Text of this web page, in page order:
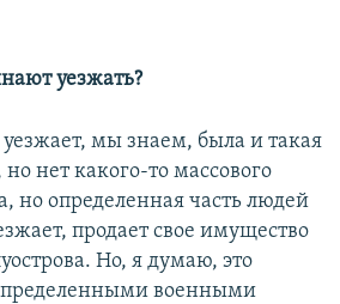
уезжать?
мы знаем, была и такая
нет какого-то массового
но определенная часть людей
продает свое имущество
Но, я думаю, это
военными